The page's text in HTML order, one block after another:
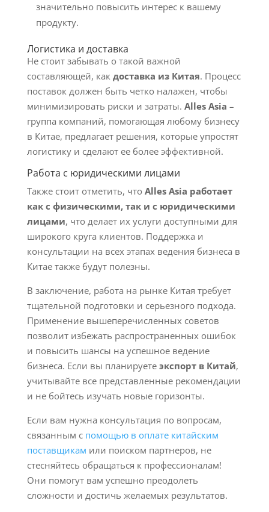
значительно повысить интерес к вашему
продукту.
Логистика и доставка
Не стоит забывать о такой важной
составляющей, как доставка из Китая. Процесс
поставок должен быть четко налажен, чтобы
минимизировать риски и затраты. Alles Asia –
группа компаний, помогающая любому бизнесу
в Китае, предлагает решения, которые упростят
логистику и сделают ее более эффективной.
Работа с юридическими лицами
Также стоит отметить, что Alles Asia работает
как с физическими, так и с юридическими
лицами, что делает их услуги доступными для
широкого круга клиентов. Поддержка и
консультации на всех этапах ведения бизнеса в
Китае также будут полезны.
В заключение, работа на рынке Китая требует
тщательной подготовки и серьезного подхода.
Применение вышеперечисленных советов
позволит избежать распространенных ошибок
и повысить шансы на успешное ведение
бизнеса. Если вы планируете экспорт в Китай,
учитывайте все представленные рекомендации
и не бойтесь изучать новые горизонты.
Если вам нужна консультация по вопросам,
связанным с помощью в оплате китайским
поставщикам или поиском партнеров, не
стесняйтесь обращаться к профессионалам!
Они помогут вам успешно преодолеть
сложности и достичь желаемых результатов.